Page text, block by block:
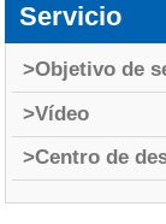
Servicio
>Objetivo de
>Vídeo
>Centro de